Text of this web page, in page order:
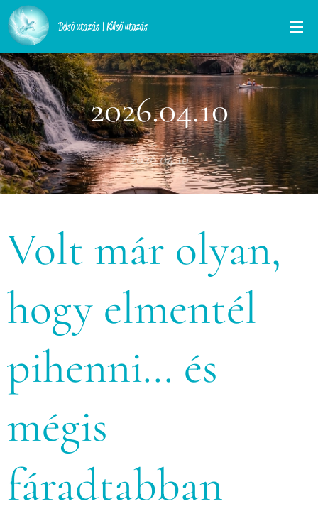
Belső utazás | Külső utazás
2026.04.10
2026.04.10
Volt már olyan,
hogy elmentél
pihenni… és
mégis
fáradtabban